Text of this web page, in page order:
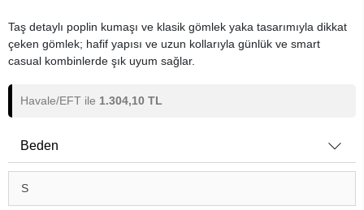
Taş detaylı poplin kumaşı ve klasik gömlek yaka tasarımıyla dikkat
çeken gömlek; hafif yapısı ve uzun kollarıyla günlük ve smart
casual kombinlerde şık uyum sağlar.
Havale/EFT ile 1.304,10 TL
Beden
S